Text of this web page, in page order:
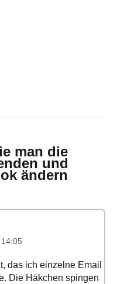
man die
und
ändern
das ich einzelne Email
Die Häkchen spingen